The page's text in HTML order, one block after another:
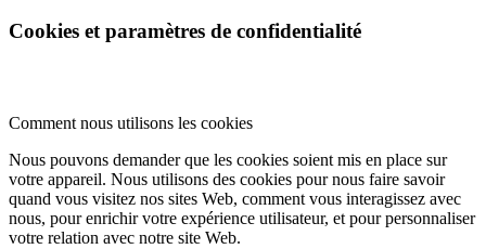
Cookies et paramètres de confidentialité
Comment nous utilisons les cookies
Nous pouvons demander que les cookies soient mis en place sur
votre appareil. Nous utilisons des cookies pour nous faire savoir
quand vous visitez nos sites Web, comment vous interagissez avec
nous, pour enrichir votre expérience utilisateur, et pour personnaliser
votre relation avec notre site Web.